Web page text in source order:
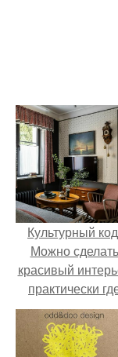
Культурный
Можно сделать
красивый
практически
угодно.